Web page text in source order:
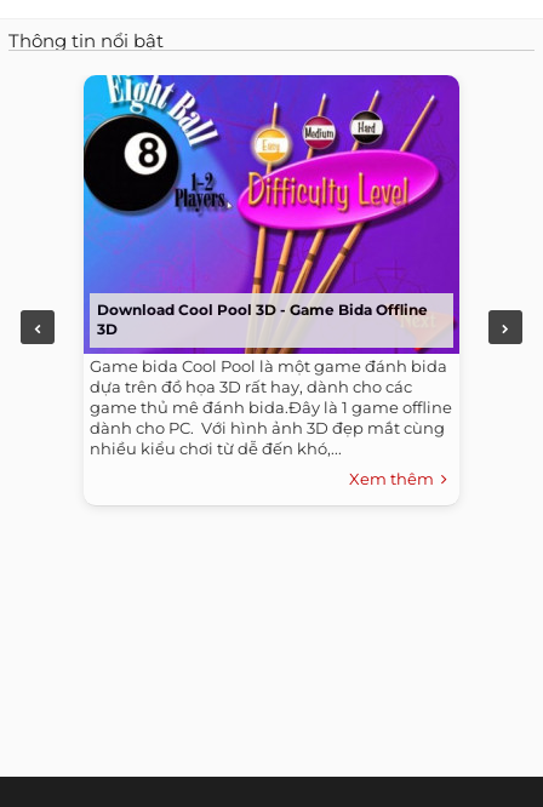
Thông tin nổi bật
Download Cool Pool 3D - Game Bida Offline
3D
Game bida Cool Pool là một game đánh bida
dựa trên đồ họa 3D rất hay, dành cho các
game thủ mê đánh bida.Đây là 1 game offline
dành cho PC. ​ Với hình ảnh 3D đẹp mắt cùng
nhiều kiểu chơi từ dễ đến khó,...
Xem thêm